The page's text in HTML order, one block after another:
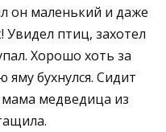
он маленький и даже
птиц, захотел
Хорошо хоть за
яму бухнулся. Си­дит
медведица из